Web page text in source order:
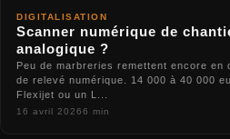
DIGITALISATION
Scanner numérique de
analogique ?
Peu de marbreries remettent encore
de relevé numérique. 14 000 à 40 000
Flexijet ou un L...
16 avril 20266 min